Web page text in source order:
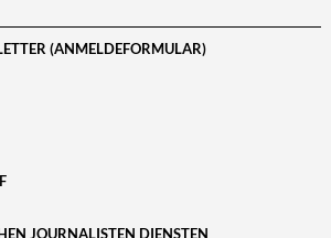
(ANMELDEFORMULAR)
JOURNALISTEN DIENSTEN